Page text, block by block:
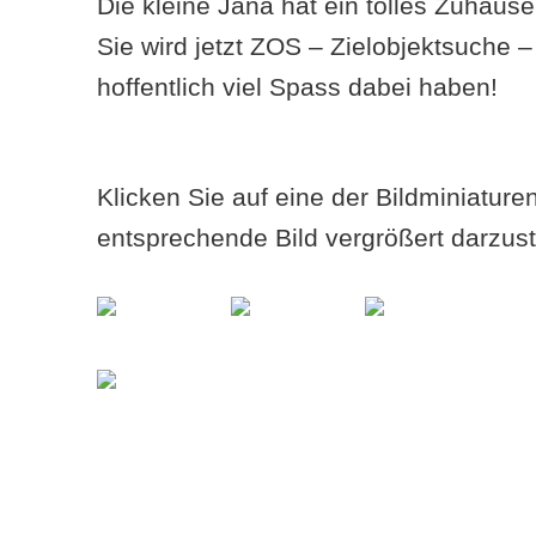
Sie wird jetzt ZOS – Zielobjektsuche
hoffentlich viel Spass dabei haben!
Klicken Sie auf eine der
entsprechende Bild vergrößert